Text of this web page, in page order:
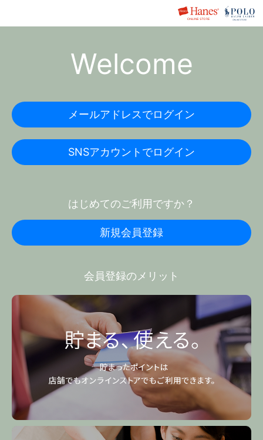
Welcome
メールアドレスでログイン
SNSアカウントでログイン
はじめてのご利用ですか？
新規会員登録
会員登録のメリット